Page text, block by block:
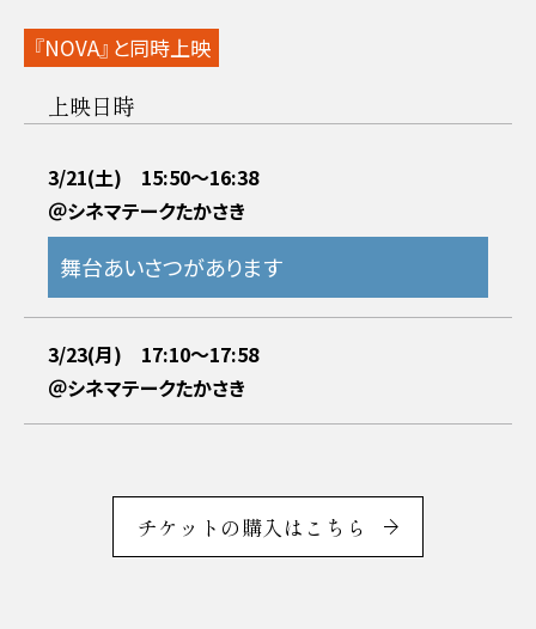
『NOVA』と同時上映
上映日時
3/21(土) 15:50～16:38
＠シネマテークたかさき
舞台あいさつがあります
3/23(月) 17:10～17:58
＠シネマテークたかさき
チケットの購入はこちら